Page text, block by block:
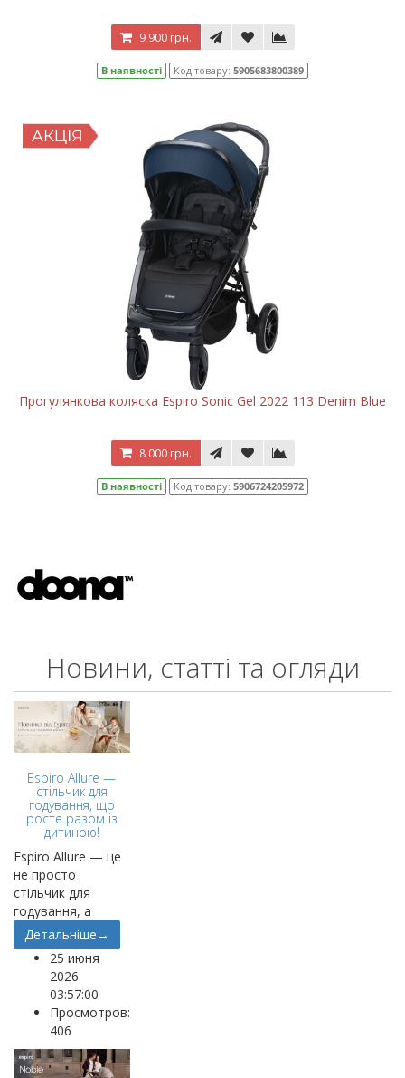
9 900 грн.
В наявності Код товару: 5905683800389
Прогулянкова коляска Espiro Sonic Gel 2022 113 Denim Blue
8 000 грн.
В наявності Код товару: 5906724205972
Новини, статті та огляди
Espiro Allure —
стільчик для
годування, що
росте разом із
дитиною!
Espiro Allure — це
не просто
стільчик для
годування, а
Детальніше→
25 июня
2026
03:57:00
Просмотров:
406